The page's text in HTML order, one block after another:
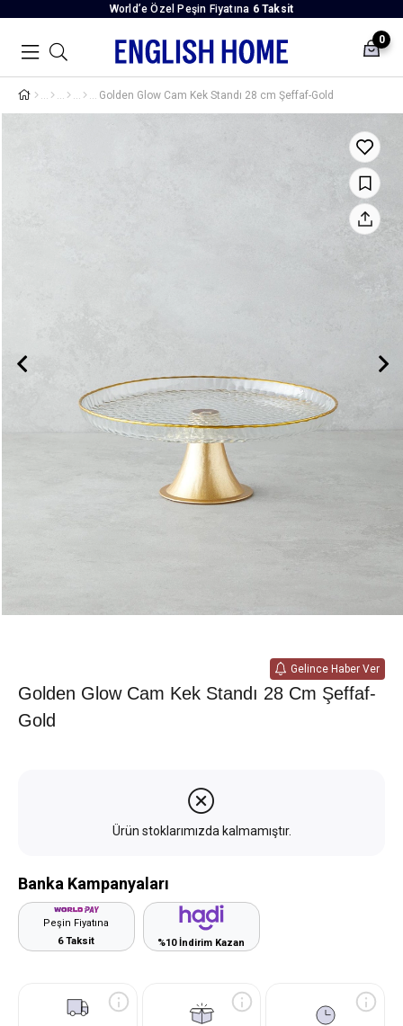
World’e Özel Peşin Fiyatına 6 Taksit
0
Golden Glow Cam Kek Standı 28 cm Şeffaf-Gold
Gelince Haber Ver
Golden Glow Cam Kek Standı 28 Cm Şeffaf-
Gold
Ürün stoklarımızda kalmamıştır.
Banka Kampanyaları
Peşin Fiyatına
6 Taksit
%10 İndirim Kazan